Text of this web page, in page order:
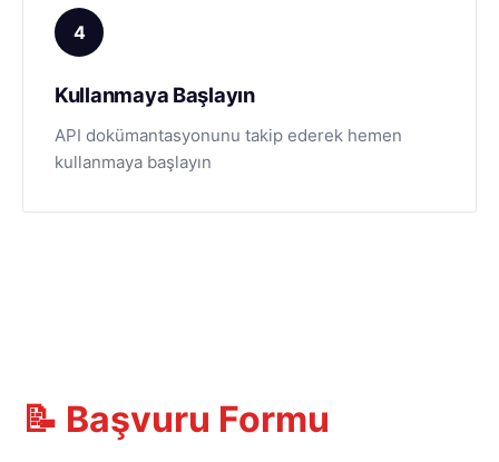
4
Kullanmaya Başlayın
API dokümantasyonunu takip ederek hemen
kullanmaya başlayın
📝 Başvuru Formu